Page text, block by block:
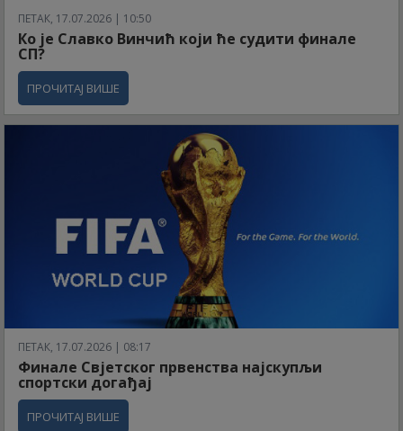
ПЕТАК, 17.07.2026 | 10:50
Ко је Славко Винчић који ће судити финале
СП?
ПРОЧИТАЈ ВИШЕ
ПЕТАК, 17.07.2026 | 08:17
Финале Свјетског првенства најскупљи
спортски догађај
ПРОЧИТАЈ ВИШЕ